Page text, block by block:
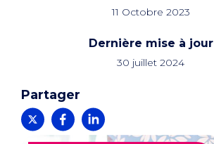
11 Octobre 2023
Dernière mise à jour
30 juillet 2024
Partager